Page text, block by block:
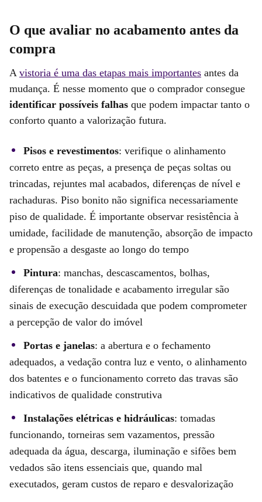
O que avaliar no acabamento antes da
compra
A vistoria é uma das etapas mais importantes antes da
mudança. É nesse momento que o comprador consegue
identificar possíveis falhas que podem impactar tanto o
conforto quanto a valorização futura.
Pisos e revestimentos: verifique o alinhamento
correto entre as peças, a presença de peças soltas ou
trincadas, rejuntes mal acabados, diferenças de nível e
rachaduras. Piso bonito não significa necessariamente
piso de qualidade. É importante observar resistência à
umidade, facilidade de manutenção, absorção de impacto
e propensão a desgaste ao longo do tempo
Pintura: manchas, descascamentos, bolhas,
diferenças de tonalidade e acabamento irregular são
sinais de execução descuidada que podem comprometer
a percepção de valor do imóvel
Portas e janelas: a abertura e o fechamento
adequados, a vedação contra luz e vento, o alinhamento
dos batentes e o funcionamento correto das travas são
indicativos de qualidade construtiva
Instalações elétricas e hidráulicas: tomadas
funcionando, torneiras sem vazamentos, pressão
adequada da água, descarga, iluminação e sifões bem
vedados são itens essenciais que, quando mal
executados, geram custos de reparo e desvalorização